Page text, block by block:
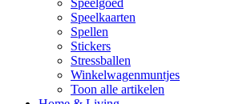
Speelgoed
Speelkaarten
Spellen
Stickers
Stressballen
Winkelwagenmuntjes
Toon alle artikelen